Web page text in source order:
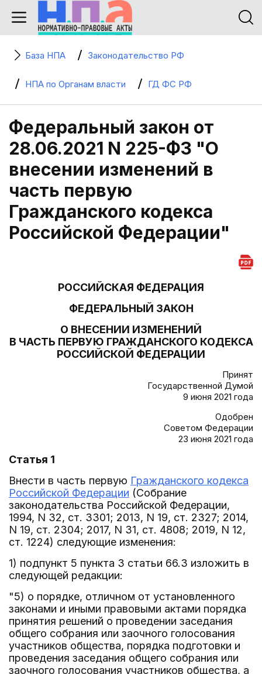
База НПА Законодательство РФ
НПА по Органам власти ГД ФС РФ
Федеральный закон от
28.06.2021 N 225-ФЗ "О
внесении изменений в
часть первую
Гражданского кодекса
Российской Федерации"
РОССИЙСКАЯ ФЕДЕРАЦИЯ
ФЕДЕРАЛЬНЫЙ ЗАКОН
О ВНЕСЕНИИ ИЗМЕНЕНИЙ
В ЧАСТЬ ПЕРВУЮ ГРАЖДАНСКОГО КОДЕКСА
РОССИЙСКОЙ ФЕДЕРАЦИИ
Принят
Государственной Думой
9 июня 2021 года
Одобрен
Советом Федерации
23 июня 2021 года
Статья 1
Внести в часть первую Гражданского кодекса
Российской Федерации (Собрание
законодательства Российской Федерации,
1994, N 32, ст. 3301; 2013, N 19, ст. 2327; 2014,
N 19, ст. 2304; 2017, N 31, ст. 4808; 2019, N 12,
ст. 1224) следующие изменения:
1) подпункт 5 пункта 3 статьи 66.3 изложить в
следующей редакции:
"5) о порядке, отличном от установленного
законами и иными правовыми актами порядка
принятия решений о проведении заседания
общего собрания или заочного голосования
участников общества, порядка подготовки и
проведения заседания общего собрания или
заочного голосования участников общества, а